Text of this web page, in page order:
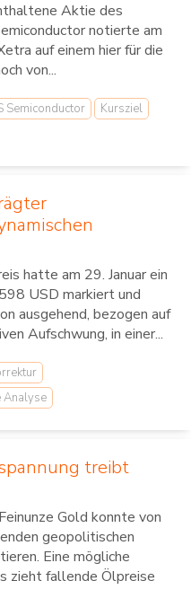
Aktie des
notierte am
auf einem hier für die
von...
Semiconductor
Kursziel
hatte am 29. Januar ein
USD markiert und
ausgehend, bezogen auf
Aufschwung, in einer...
Analyse
treibt
Gold konnte von
geopolitischen
Eine mögliche
zieht fallende Ölpreise